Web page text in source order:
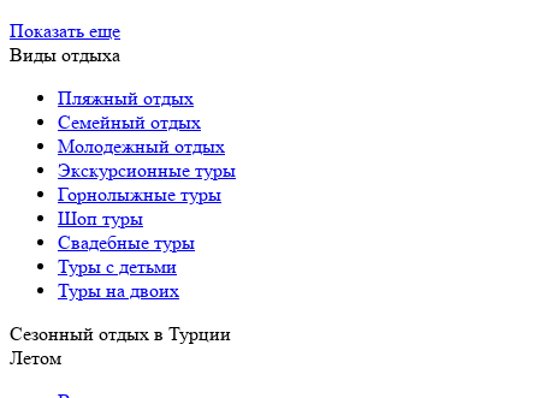
Показать еще
Виды отдыха
Пляжный отдых
Семейный отдых
Молодежный отдых
Экскурсионные туры
Горнолыжные туры
Шоп туры
Свадебные туры
Туры с детьми
Туры на двоих
Сезонный отдых в Турции
Летом